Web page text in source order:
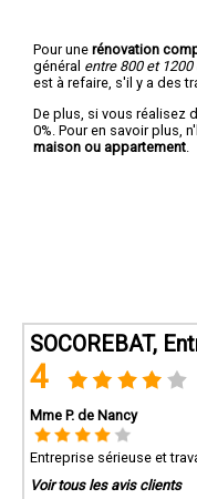
Pour une rénovation
général entre 800 et 1200
est à refaire, s'il y a des
De plus, si vous réalisez
0%. Pour en savoir plus,
maison ou appartement
SOCOREBAT,
4
Mme P. de Nancy
Entreprise sérieuse et
Voir tous les avis clients